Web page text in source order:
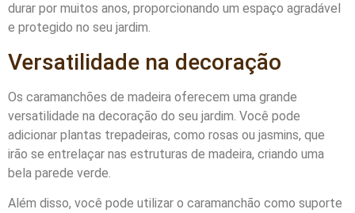
durar por muitos anos, proporcionando um espaço agradável
e protegido no seu jardim.
Versatilidade na decoração
Os caramanchões de madeira oferecem uma grande
versatilidade na decoração do seu jardim. Você pode
adicionar plantas trepadeiras, como rosas ou jasmins, que
irão se entrelaçar nas estruturas de madeira, criando uma
bela parede verde.
Além disso, você pode utilizar o caramanchão como suporte